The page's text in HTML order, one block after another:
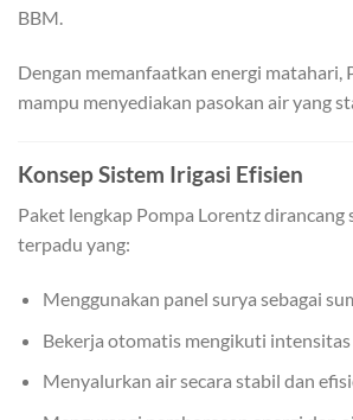
BBM.
Dengan memanfaatkan energi matahari,
mampu menyediakan pasokan air yang
Konsep Sistem Irigasi Efisien
Paket lengkap Pompa Lorentz dirancang
terpadu yang:
Menggunakan panel surya sebagai
Bekerja otomatis mengikuti
Menyalurkan air secara stabil dan